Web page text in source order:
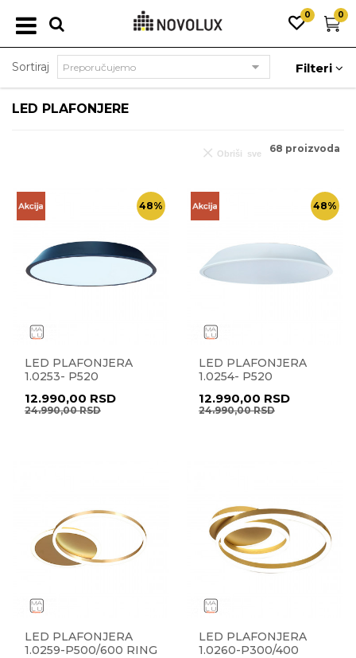
0
0
LED PLAFONJERE
Sortiraj Filteri
68 proizvoda
Obriši sve
48%
LED PLAFONJERA
1.0253- P520
12.990,00 RSD
24.990,00RSD
48%
LED PLAFONJERA
1.0254- P520
12.990,00 RSD
24.990,00RSD
LED PLAFONJERA
1.0259-P500/600 RING
LED PLAFONJERA
1.0260-P300/400